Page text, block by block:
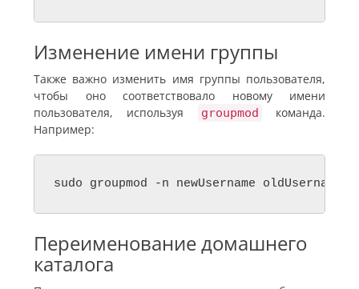
Изменение имени группы
Также важно изменить имя группы пользователя,
чтобы оно соответствовало новому имени
пользователя, используя
groupmod
команда.
Например:
sudo groupmod -n newUsername oldUsername
Переименование домашнего
каталога